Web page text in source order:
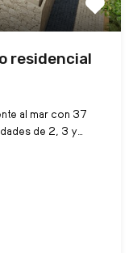
residencial
al mar con 37
de 2, 3 y…